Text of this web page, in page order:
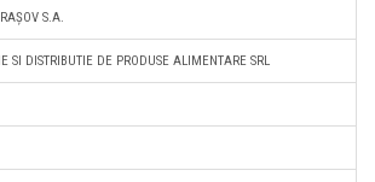
S.A.
SI DISTRIBUTIE DE PRODUSE ALIMENTARE SRL